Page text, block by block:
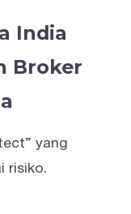
India
Broker
yang
risiko.